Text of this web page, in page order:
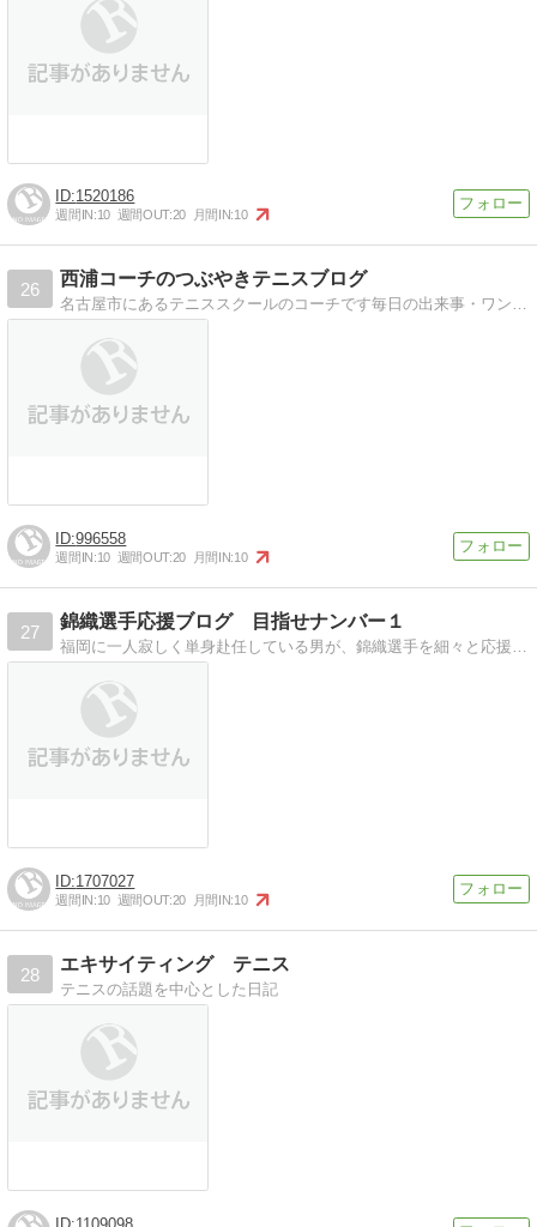
1520186
週間IN:10 週間OUT:20 月間IN:10
26
西浦コーチのつぶやきテニスブログ
996558
週間IN:10 週間OUT:20 月間IN:10
27
錦織選手応援ブログ 目指せナンバー１
1707027
週間IN:10 週間OUT:20 月間IN:10
28
エキサイティング テニス
テニスの話題を中心とした日記